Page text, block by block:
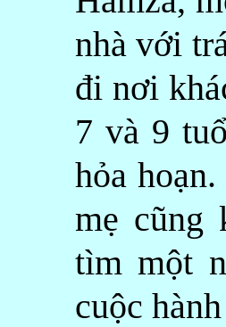
nhà với
đi nơi
7 và 9
hỏa
mẹ cũng
tìm một
cuộc